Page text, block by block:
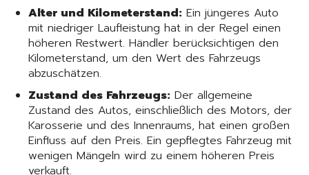
Alter und Kilometerstand: Ein jüngeres Auto
mit niedriger Laufleistung hat in der Regel einen
höheren Restwert. Händler berücksichtigen den
Kilometerstand, um den Wert des Fahrzeugs
abzuschätzen.
Zustand des Fahrzeugs: Der allgemeine
Zustand des Autos, einschließlich des Motors, der
Karosserie und des Innenraums, hat einen großen
Einfluss auf den Preis. Ein gepflegtes Fahrzeug mit
wenigen Mängeln wird zu einem höheren Preis
verkauft.